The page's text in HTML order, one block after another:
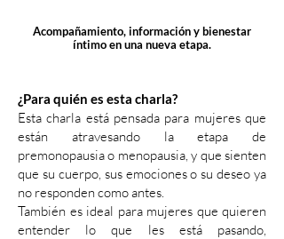
Acompañamiento, información y bienestar
íntimo en una nueva etapa.
¿Para quién es esta charla?
Esta charla está pensada para mujeres que
están atravesando la etapa de
premonopausia o menopausia, y que sienten
que su cuerpo, sus emociones o su deseo ya
no responden como antes.
También es ideal para mujeres que quieren
entender lo que les está pasando,